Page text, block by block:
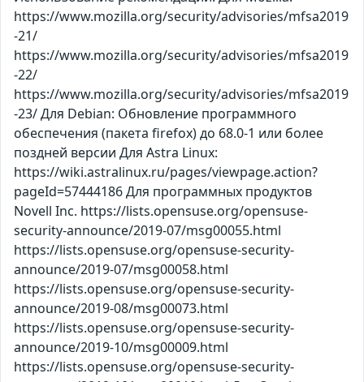
https://www.mozilla.org/security/advisories/mfsa2019
-21/
https://www.mozilla.org/security/advisories/mfsa2019
-22/
https://www.mozilla.org/security/advisories/mfsa2019
-23/ Для Debian: Обновление программного
обеспечения (пакета firefox) до 68.0-1 или более
поздней версии Для Astra Linux:
https://wiki.astralinux.ru/pages/viewpage.action?
pageId=57444186 Для программных продуктов
Novell Inc. https://lists.opensuse.org/opensuse-
security-announce/2019-07/msg00055.html
https://lists.opensuse.org/opensuse-security-
announce/2019-07/msg00058.html
https://lists.opensuse.org/opensuse-security-
announce/2019-08/msg00073.html
https://lists.opensuse.org/opensuse-security-
announce/2019-10/msg00009.html
https://lists.opensuse.org/opensuse-security-